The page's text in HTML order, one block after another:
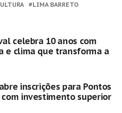
LIMA BARRETO
celebra 10 anos com
e clima que transforma a
inscrições para Pontos
investimento superior